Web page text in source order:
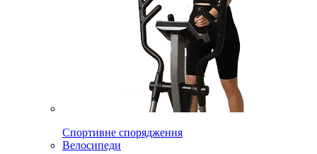
Спортивне спорядження
Велосипеди